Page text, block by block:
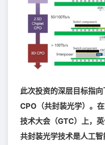
此次投资的深层目标指
CPO（共封装光学）。
技术大会（GTC）上，
共封装光学技术是人工